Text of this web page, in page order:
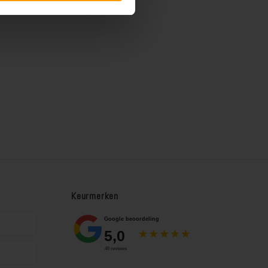
Keurmerken